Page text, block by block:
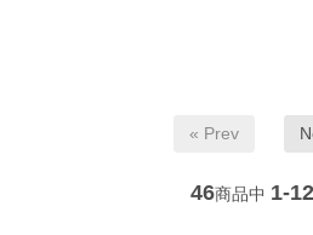
« Prev
46商品中 1-12